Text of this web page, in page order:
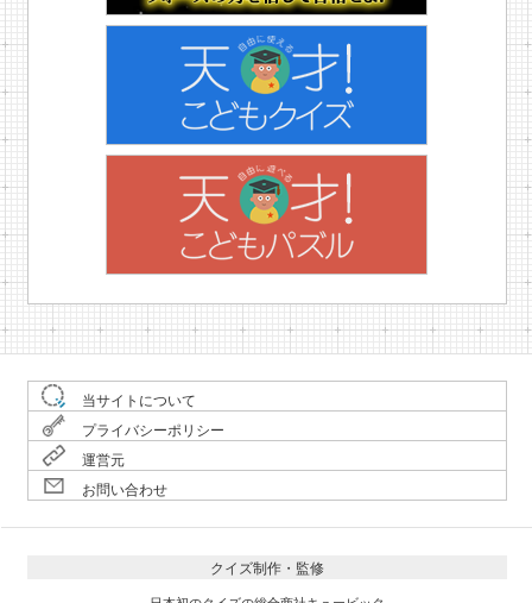
当サイトについて
プライバシーポリシー
運営元
お問い合わせ
クイズ制作・監修